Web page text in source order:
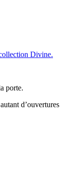
Divine.
porte.
d’ouvertures